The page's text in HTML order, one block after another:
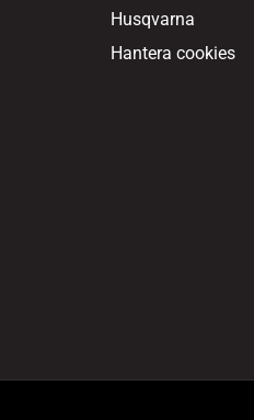
Husqvarna
Hantera cookies